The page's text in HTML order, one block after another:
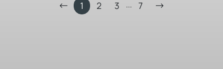
1 2 3 ... 7